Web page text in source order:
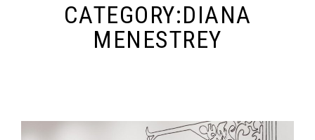
CATEGORY:DIANA
MENESTREY